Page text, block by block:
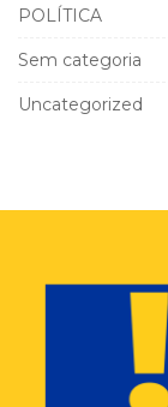
POLÍTICA
Sem categoria
Uncategorized